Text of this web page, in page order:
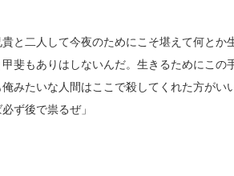
と二人して今夜のためにこそ堪えて何とか
斐もありはしないんだ。生きるためにこの
みたいな人間はここで殺してくれた方がい
ず後で祟るぜ」